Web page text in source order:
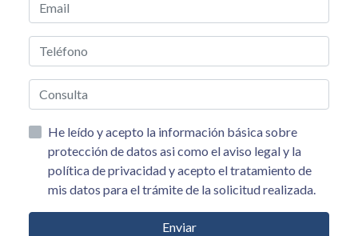
He leído y acepto la información básica sobre
protección de datos asi como el aviso legal y la
política de privacidad y acepto el tratamiento de
mis datos para el trámite de la solicitud realizada.
Enviar